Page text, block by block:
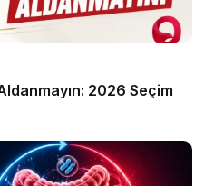
2026 Seçim